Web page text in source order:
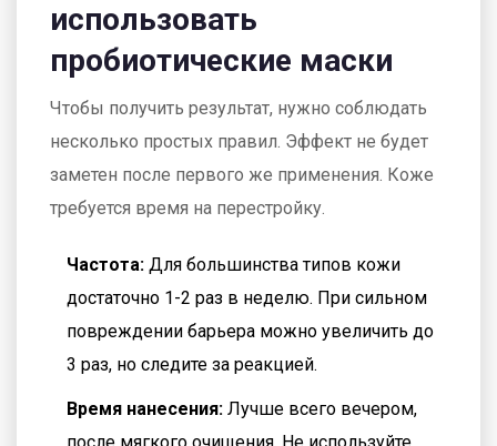
использовать
пробиотические маски
Чтобы получить результат, нужно соблюдать
несколько простых правил. Эффект не будет
заметен после первого же применения. Коже
требуется время на перестройку.
Частота: Для большинства типов кожи
достаточно 1-2 раз в неделю. При сильном
повреждении барьера можно увеличить до
3 раз, но следите за реакцией.
Время нанесения: Лучше всего вечером,